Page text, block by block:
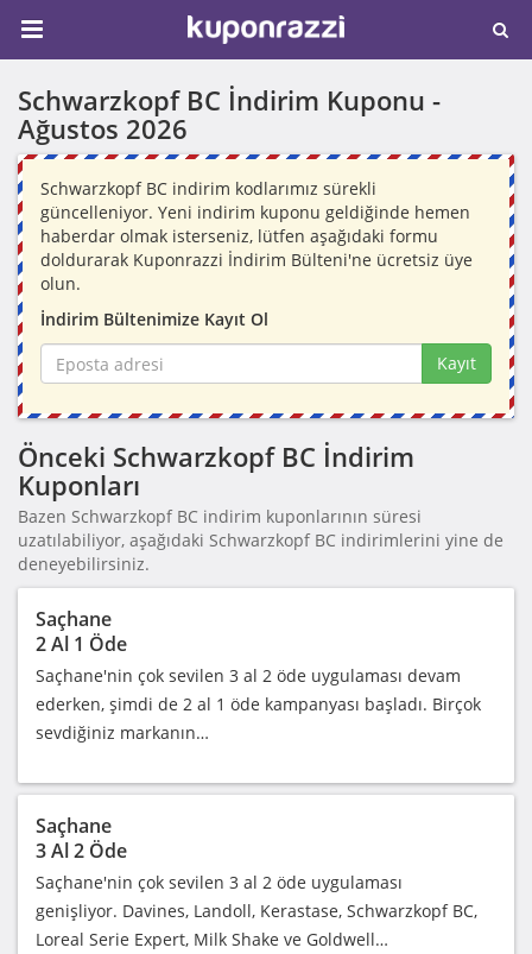
Schwarzkopf BC İndirim Kuponu -
Ağustos 2026
Schwarzkopf BC indirim kodlarımız sürekli
güncelleniyor. Yeni indirim kuponu geldiğinde hemen
haberdar olmak isterseniz, lütfen aşağıdaki formu
doldurarak Kuponrazzi İndirim Bülteni'ne ücretsiz üye
olun.
İndirim Bültenimize Kayıt Ol
Kayıt
Önceki Schwarzkopf BC İndirim
Kuponları
Bazen Schwarzkopf BC indirim kuponlarının süresi
uzatılabiliyor, aşağıdaki Schwarzkopf BC indirimlerini yine de
deneyebilirsiniz.
Saçhane
2 Al 1 Öde
Saçhane'nin çok sevilen 3 al 2 öde uygulaması devam
ederken, şimdi de 2 al 1 öde kampanyası başladı. Birçok
sevdiğiniz markanın…
Saçhane
3 Al 2 Öde
Saçhane'nin çok sevilen 3 al 2 öde uygulaması
genişliyor. Davines, Landoll, Kerastase, Schwarzkopf BC,
Loreal Serie Expert, Milk Shake ve Goldwell…